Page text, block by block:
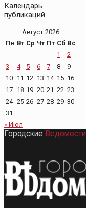
Календарь
публикаций
Август 2026
Пн Вт Ср Чт Пт Сб Вс
1
2
3
4 5 6 7 8
9
10 11 12 13 14 15 16
17 18 19 20 21 22 23
24 25 26 27 28 29 30
31
« Июл
Городские Ведомости